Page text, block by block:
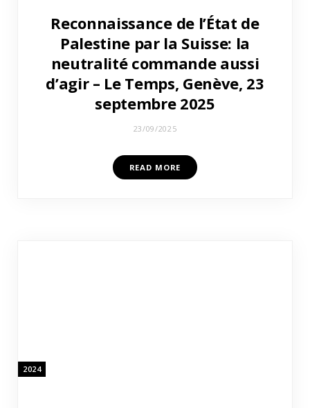
Reconnaissance de l’État de
Palestine par la Suisse: la
neutralité commande aussi
d’agir – Le Temps, Genève, 23
septembre 2025
23/09/2025
READ MORE
2024